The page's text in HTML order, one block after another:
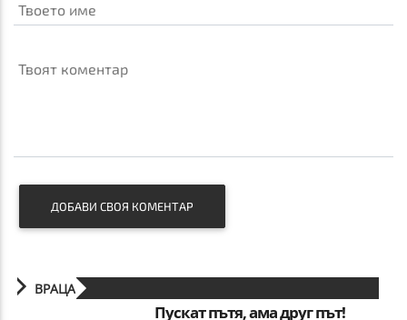
Твоето име
Твоят коментар
ДОБАВИ СВОЯ КОМЕНТАР
ВРАЦА
Пускат пътя, ама друг път!